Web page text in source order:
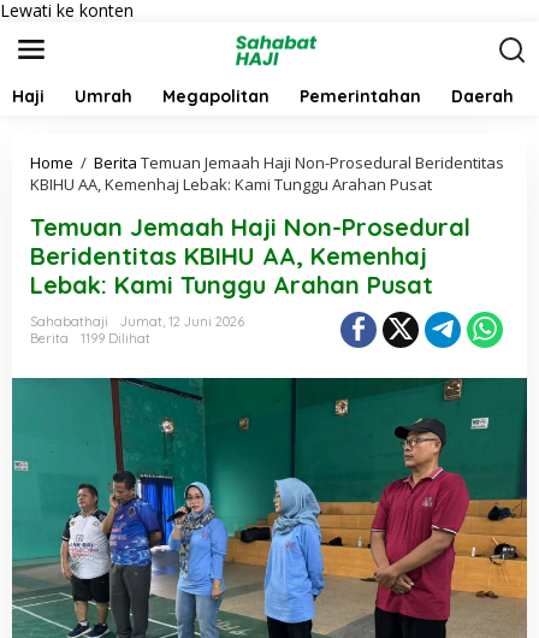
Lewati ke konten
Haji Umrah Megapolitan Pemerintahan Daerah
Home / Berita Temuan Jemaah Haji Non-Prosedural Beridentitas
KBIHU AA, Kemenhaj Lebak: Kami Tunggu Arahan Pusat
Temuan Jemaah Haji Non-Prosedural
Beridentitas KBIHU AA, Kemenhaj
Lebak: Kami Tunggu Arahan Pusat
Sahabathaji
Jumat, 12 Juni 2026
Berita
1199 Dilihat